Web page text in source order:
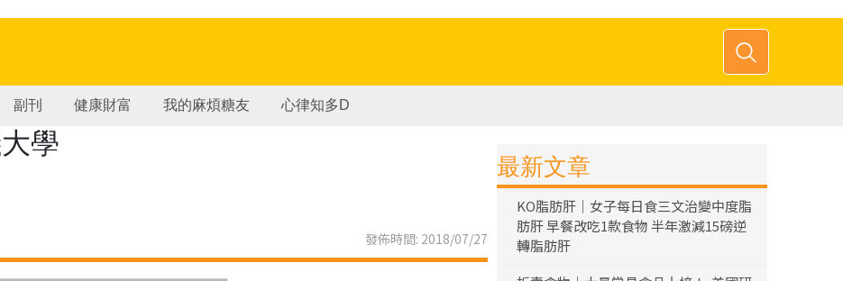
副刊 健康財富 我的麻煩糖友 心律知多D
學
發佈時間: 2018/07/27
最新文章
KO脂肪肝｜女子每日食三文治變中度脂
肪肝 早餐改吃1款食物 半年激減15磅逆
轉脂肪肝